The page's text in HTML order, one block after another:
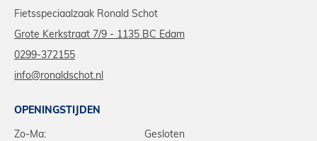
Fietsspeciaalzaak Ronald Schot
Grote Kerkstraat 7/9 - 1135 BC Edam
0299-372155
info@ronaldschot.nl
OPENINGSTIJDEN
Zo-Ma:
Gesloten